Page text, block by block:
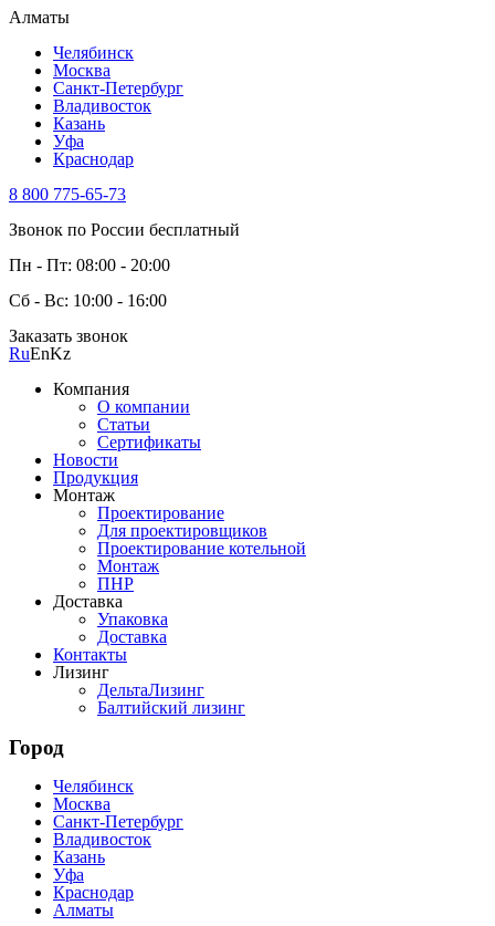
Алматы
Челябинск
Москва
Санкт-Петербург
Владивосток
Казань
Уфа
Краснодар
8 800 775-65-73
Звонок по России бесплатный
Пн - Пт: 08:00 - 20:00
Сб - Вс: 10:00 - 16:00
Заказать звонок
RuEnKz
Компания
О компании
Статьи
Сертификаты
Новости
Продукция
Монтаж
Проектирование
Для проектировщиков
Проектирование котельной
Монтаж
ПНР
Доставка
Упаковка
Доставка
Контакты
Лизинг
ДельтаЛизинг
Балтийский лизинг
Город
Челябинск
Москва
Санкт-Петербург
Владивосток
Казань
Уфа
Краснодар
Алматы